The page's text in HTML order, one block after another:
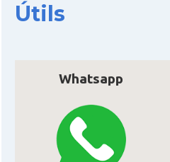
Útils
Whatsapp